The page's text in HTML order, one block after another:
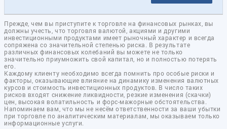
Прежде, чем вы приступите к торговле на финансовых рынках, вы
должны учесть, что торговля валютой, акциями и другими
инвестиционными продуктами имеет рыночный характер и всегда
сопряжена со значительной степенью риска. В результате
различных финансовых колебаний вы можете не только
значительно приумножить свой капитал, но и полностью потерять
его.
Каждому клиенту необходимо всегда помнить про особые риски и
факторы, оказывающие влияние на динамику изменения валютных
курсов и стоимость инвестиционных продуктов. В число таких
рисков входят снижение ликвидности, резкие изменения (скачки)
цен, высокая волатильность и форс-мажорные обстоятельства.
Напоминаем вам, что мы не несём ответственности за ваши убытки
при торговле по аналитическим материалам, мы оказываем только
информационные услуги.